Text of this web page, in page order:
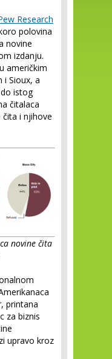
Research
polovina
novine
izdanju.
američkim
i Sioux, a
istog
čitalaca
čita i njihove
novine čita
printana
za biznis
upravo kroz